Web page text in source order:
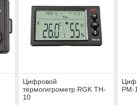
Цифровой
термогигрометр RGK TH-
10
PM-